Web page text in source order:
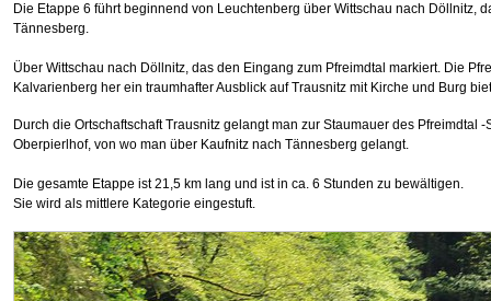
Die Etappe 6 führt beginnend von Leuchtenberg über Wittschau nach Döllnitz,
Tännesberg.
Über Wittschau nach Döllnitz, das den Eingang zum Pfreimdtal markiert. Die
Kalvarienberg her ein traumhafter Ausblick auf Trausnitz mit Kirche und Burg
Durch die Ortschaftschaft Trausnitz gelangt man zur Staumauer des Pfreimdtal
Oberpierlhof, von wo man über Kaufnitz nach Tännesberg gelangt.
Die gesamte Etappe ist 21,5 km lang und ist in ca. 6 Stunden zu bewältigen.
Sie wird als mittlere Kategorie eingestuft.